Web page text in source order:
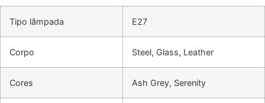
Tipo lâmpada E27
Corpo Steel, Glass, Leather
Cores Ash Grey, Serenity